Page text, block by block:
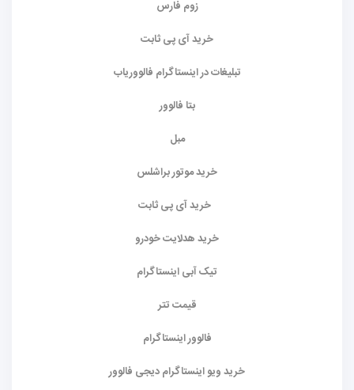
زوم فارس
خرید آی پی ثابت
تبلیغات در اینستاگرام فالووریاب
بتا فالوور
مبل
خرید موتور براشلس
خرید آی پی ثابت
خرید هدلایت خودرو
تیک آبی اینستاگرام
قیمت تتر
فالوور اینستاگرام
خرید ویو اینستاگرام دیجی فالوور